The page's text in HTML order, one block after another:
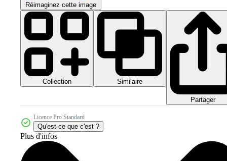
Réimaginez cette image
Collection Similaire
Partager
Licence Pro Standard
Qu'est-ce que c'est ?
Plus d'infos